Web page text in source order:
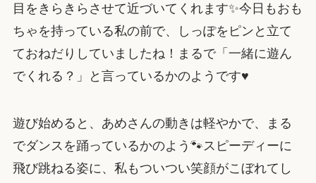
目をきらきらさせて近づいてくれます✨今日もおも
ちゃを持っている私の前で、しっぽをピンと立て
ておねだりしていましたね！まるで「一緒に遊ん
でくれる？」と言っているかのようです♥
遊び始めると、あめさんの動きは軽やかで、まる
でダンスを踊っているかのよう🐾スピーディーに
飛び跳ねる姿に、私もついつい笑顔がこぼれてし